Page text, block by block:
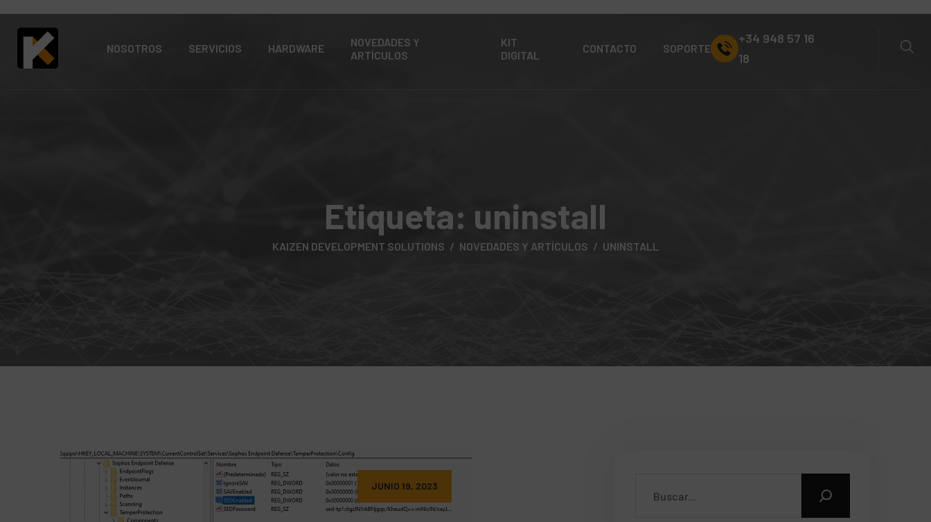
NOSOTROS SERVICIOS HARDWARE
NOVEDADES Y
ARTÍCULOS
KIT
DIGITAL
CONTACTO SOPORTE
+34 948 57 16
18
Etiqueta: uninstall
KAIZEN DEVELOPMENT SOLUTIONS NOVEDADES Y ARTÍCULOS UNINSTALL
JUNIO 19, 2023